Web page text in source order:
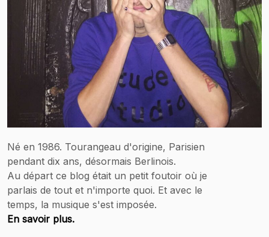
Né en 1986. Tourangeau d'origine, Parisien
pendant dix ans, désormais Berlinois.
Au départ ce blog était un petit foutoir où je
parlais de tout et n'importe quoi. Et avec le
temps, la musique s'est imposée.
En savoir plus.